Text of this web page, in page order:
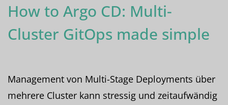
How to Argo CD: Multi-
Cluster GitOps made simple
Management von Multi-Stage Deployments über
mehrere Cluster kann stressig und zeitaufwändig